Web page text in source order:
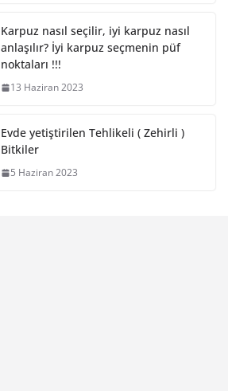
Karpuz nasıl seçilir, iyi karpuz nasıl
anlaşılır? İyi karpuz seçmenin püf
noktaları !!!
13 Haziran 2023
Evde yetiştirilen Tehlikeli ( Zehirli )
Bitkiler
5 Haziran 2023